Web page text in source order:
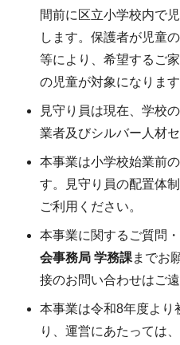
間前に区立小学校内で
します。保護者が児童
等により、希望するご
の児童が対象になります
見守り員は現在、学校
業者及びシルバー人材
本事業は小学校始業前
す。見守り員の配置体
ご利用ください。
本事業に関するご質問・
会事務局 学務課までお
接のお問い合わせはご遠
本事業は令和8年度より
り、運営にあたっては